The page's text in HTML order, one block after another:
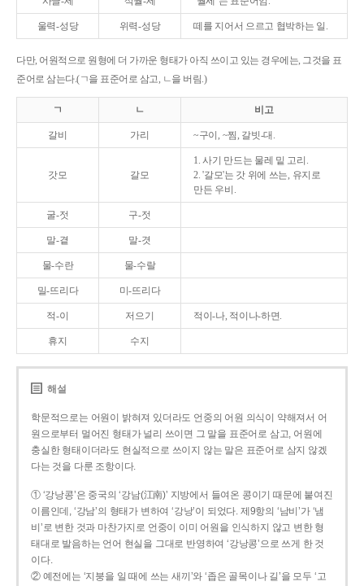
울력-성당 위력-성당 떼를 지어서 으르고 협박하는 일.
다만, 어원적으로 원형에 더 가까운 형태가 아직 쓰이고 있는 경우에는, 그것을 표
준어로 삼는다.(ㄱ을 표준어로 삼고, ㄴ을 버림.)
ㄱ ㄴ 비고
갈비 가리 ~구이, ~찜, 갈빗-대.
갓모 갈모
1. 사기 만드는 물레 밑 고리.
2. '갈모'는 갓 위에 쓰는, 유지로
만든 우비.
굴-젓 구-젓
말-곁 말-겻
물-수란 물-수랄
밀-뜨리다 미-뜨리다
적-이 저으기 적이-나, 적이나-하면.
휴지 수지
해설
학문적으로는 어원이 밝혀져 있더라도 언중의 어원 의식이 약해져서 어
원으로부터 멀어진 형태가 널리 쓰이면 그 말을 표준어로 삼고, 어원에
충실한 형태이더라도 현실적으로 쓰이지 않는 말은 표준어로 삼지 않겠
다는 것을 다룬 조항이다.
① ‘강낭콩’은 중국의 ‘강남(江南)’ 지방에서 들여온 콩이기 때문에 붙여진
이름인데, ‘강남’의 형태가 변하여 ‘강낭’이 되었다. 제9항의 ‘남비’가 ‘냄
비’로 변한 것과 마찬가지로 언중이 이미 어원을 인식하지 않고 변한 형
태대로 발음하는 언어 현실을 그대로 반영하여 ‘강낭콩’으로 쓰게 한 것
이다.
② 예전에는 ‘지붕을 일 때에 쓰는 새끼’와 ‘좁은 골목이나 길’을 모두 ‘고